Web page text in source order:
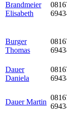
Brandmeier
Elisabeth
Burger
Thomas
Dauer
Daniela
Dauer Martin